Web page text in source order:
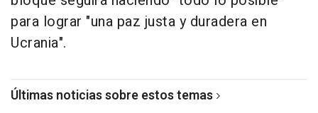
para lograr "una paz justa y duradera en
Ucrania".
Últimas noticias sobre estos temas